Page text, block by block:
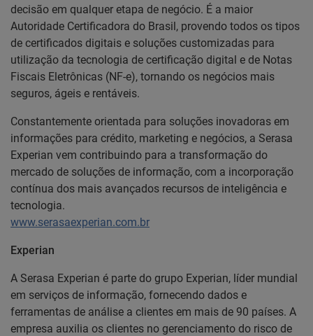
decisão em qualquer etapa de negócio. É a maior
Autoridade Certificadora do Brasil, provendo todos os tipos
de certificados digitais e soluções customizadas para
utilização da tecnologia de certificação digital e de Notas
Fiscais Eletrônicas (NF-e), tornando os negócios mais
seguros, ágeis e rentáveis.
Constantemente orientada para soluções inovadoras em
informações para crédito, marketing e negócios, a Serasa
Experian vem contribuindo para a transformação do
mercado de soluções de informação, com a incorporação
contínua dos mais avançados recursos de inteligência e
tecnologia.
www.serasaexperian.com.br
Experian
A Serasa Experian é parte do grupo Experian, líder mundial
em serviços de informação, fornecendo dados e
ferramentas de análise a clientes em mais de 90 países. A
empresa auxilia os clientes no gerenciamento do risco de